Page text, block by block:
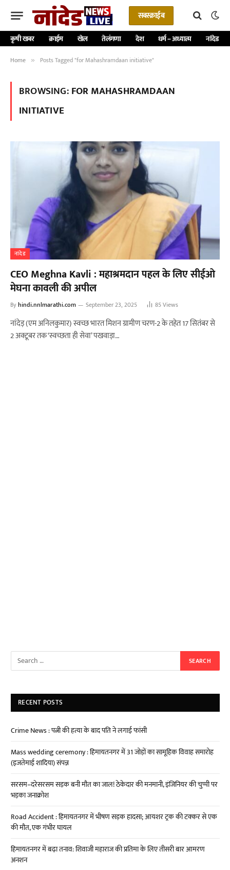
सबस्क्राईब
कृषी खबर क्राईम खेल तेलंगणा देश धर्म – अध्यात्म नांदेड
Home » Posts Tagged "for Mahashramdaan initiative"
BROWSING:FOR MAHASHRAMDAAN
INITIATIVE
नांदेड
CEO Meghna Kavli : महाश्रमदान पहल के लिए सीईओ
मेघना कावली की अपील
Byhindi.nnlmarathi.com September 23, 2025 85Views
नांदेड़ (एम अनिलकुमार) स्वच्छ भारत मिशन ग्रामीण चरण-2 के तहेत 17 सितंबर से
2 अक्टूबर तक ‘स्वच्छता ही सेवा’ पखवाड़ा…
RECENT POSTS
Crime News : पत्नी की हत्या के बाद पति ने लगाई फांसी
Mass wedding ceremony : हिमायतनगर में 31 जोड़ों का सामूहिक विवाह समारोह
(इजतेमाई शादिया) संपन्न
सरसम–दरेसरसम सड़क बनी मौत का जाल! ठेकेदार की मनमानी, इंजिनियर की चुप्पी पर
भड़का जनाक्रोश
Road Accident : हिमायतनगर में भीषण सड़क हादसा; आयशर ट्रक की टक्कर से एक
की मौत, एक गंभीर घायल
हिमायतनगर में बढ़ा तनाव: शिवाजी महाराज की प्रतिमा के लिए तीसरी बार आमरण
अनशन